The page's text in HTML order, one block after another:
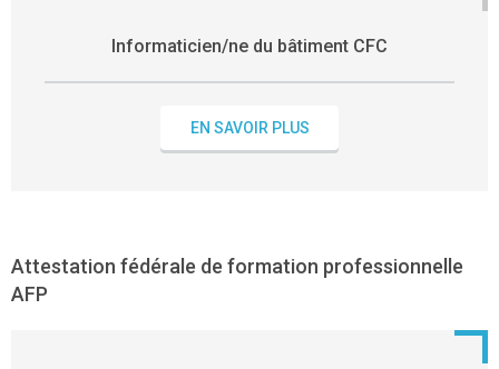
Informaticien/ne du bâtiment CFC
EN SAVOIR PLUS
Attestation fédérale de formation professionnelle
AFP